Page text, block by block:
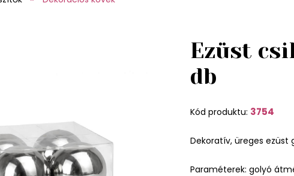
Ezüst
db
Kód produktu: 3754
Dekoratív, üreges ezüst
Paraméterek: golyó